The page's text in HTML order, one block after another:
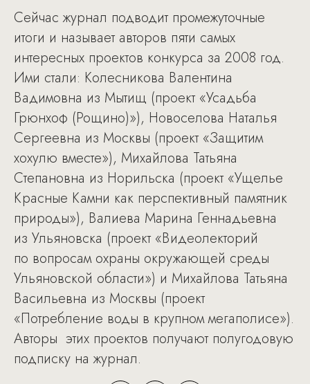
Сейчас журнал подводит промежуточные
итоги и называет авторов пяти самых
интересных проектов конкурса за 2008 год.
Ими стали: Колесникова Валентина
Вадимовна из Мытищ (проект «Усадьба
Грюнхоф (Рощино)»), Новоселова Наталья
Сергеевна из Москвы (проект «Защитим
хохулю вместе»), Михайлова Татьяна
Степановна из Норильска (проект «Ущелье
Красные Камни как перспективный памятник
природы»), Валиева Марина Геннадьевна
из Ульяновска (проект «Видеолекторий
по вопросам охраны окружающей среды
Ульяновской области») и Михайлова Татьяна
Васильевна из Москвы (проект
«Потребление воды в крупном мегаполисе»).
Авторы этих проектов получают полугодовую
подписку на журнал.